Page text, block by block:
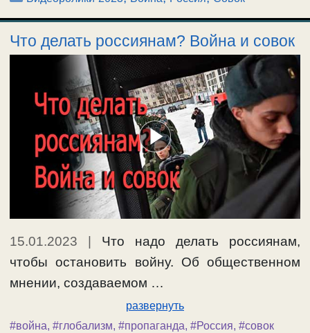
Что делать россиянам? Война и совок
15.01.2023
Что надо делать россиянам,
чтобы остановить войну. Об общественном
мнении, создаваемом …
развернуть
#война, #глобализм, #пропаганда, #Россия, #совок